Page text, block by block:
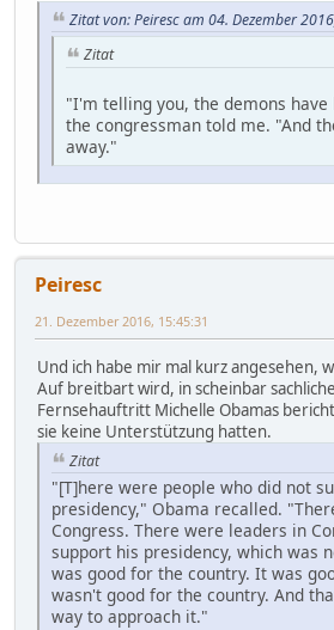
Zitat von: Peiresc am 04. Dezember
Zitat
"I'm telling you, the demons have
the congressman told me. "And
away."
Peiresc
21. Dezember 2016, 15:45:31
Und ich habe mir mal kurz angesehen,
Auf breitbart wird, in scheinbar
Fernsehauftritt Michelle Obamas
sie keine Unterstützung hatten.
Zitat
"[T]here were people who did not
presidency," Obama recalled.
Congress. There were leaders in
support his presidency, which was
was good for the country. It was
wasn't good for the country. And
way to approach it."